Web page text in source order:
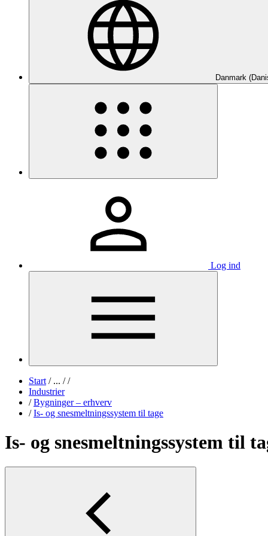
Danmark
Log ind
Start /... / /
Industrier
/ Bygninger – erhverv
/ Is- og snesmeltningssystem til tage
Is- og snesmeltningssystem til